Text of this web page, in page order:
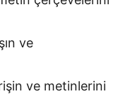
ve
ve metinlerini